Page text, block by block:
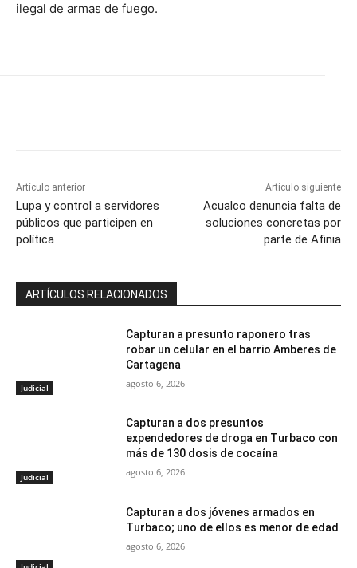
ilegal de armas de fuego.
Artículo anterior
Lupa y control a servidores
públicos que participen en
política
Artículo siguiente
Acualco denuncia falta de
soluciones concretas por
parte de Afinia
ARTÍCULOS RELACIONADOS
Judicial
Capturan a presunto raponero tras
robar un celular en el barrio Amberes de
Cartagena
agosto 6, 2026
Judicial
Capturan a dos presuntos
expendedores de droga en Turbaco con
más de 130 dosis de cocaína
agosto 6, 2026
Capturan a dos jóvenes armados en
Turbaco; uno de ellos es menor de edad
agosto 6, 2026